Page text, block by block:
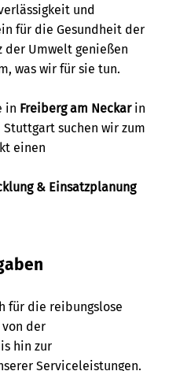
und
für die Gesundheit der
der Umwelt genießen
was wir für sie tun.
in Freiberg am Neckar in
suchen wir zum
einen
& Einsatzplanung
für die reibungslose
von der
hin zur
Serviceleistungen.